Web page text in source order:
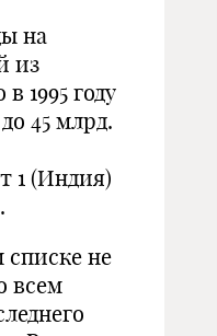
на
из
1995 году
45 млрд.
1 (Индия)
не
всем